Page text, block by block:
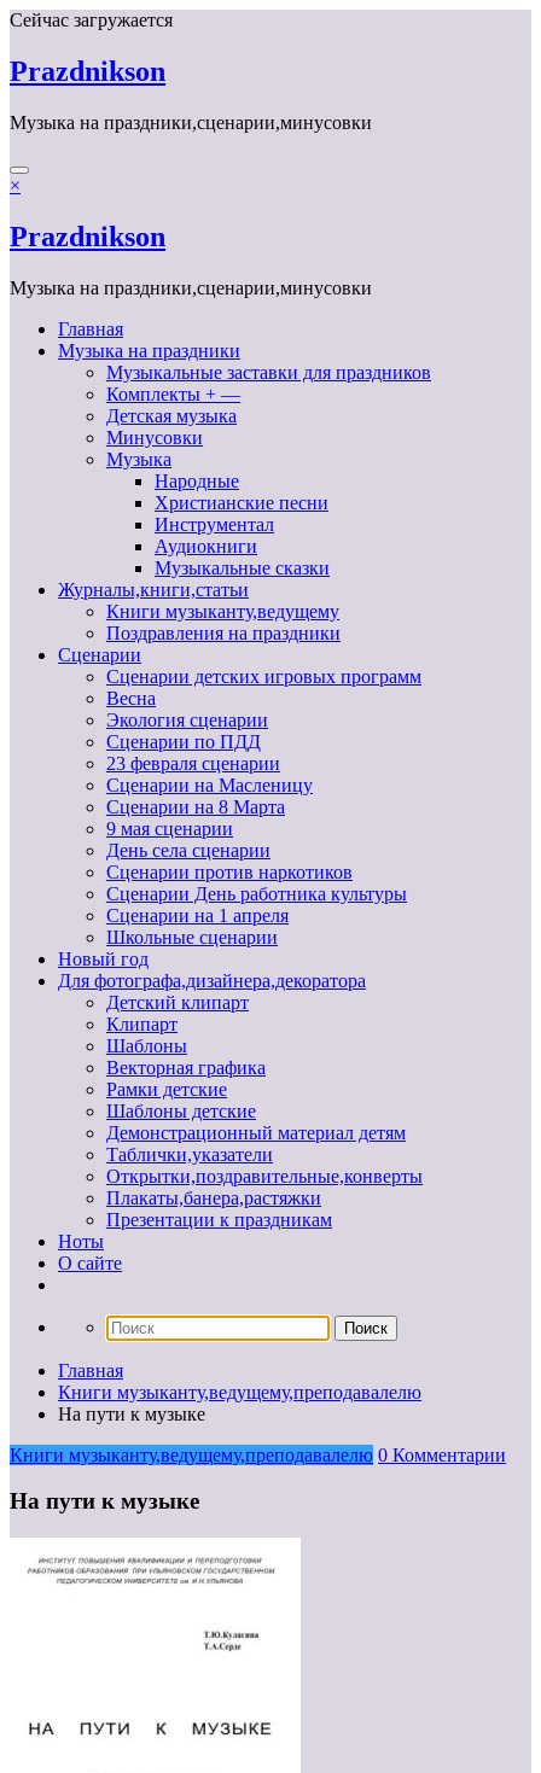
Перейти
содержимому
Сейчас загружается
Prazdnikson
Музыка на праздники,сценарии,минусовки
×
Prazdnikson
Музыка на праздники,сценарии,минусовки
Главная
Музыка на праздники
Музыкальные заставки для праздников
Комплекты + —
Детская музыка
Минусовки
Музыка
Народные
Христианские песни
Инструментал
Аудиокниги
Музыкальные сказки
Журналы,книги,статьи
Книги музыканту,ведущему
Поздравления на праздники
Сценарии
Сценарии детских игровых программ
Весна
Экология сценарии
Сценарии по ПДД
23 февраля сценарии
Сценарии на Масленицу
Сценарии на 8 Марта
9 мая сценарии
День села сценарии
Сценарии против наркотиков
Сценарии День работника культуры
Сценарии на 1 апреля
Школьные сценарии
Новый год
Для фотографа,дизайнера,декоратора
Детский клипарт
Клипарт
Шаблоны
Векторная графика
Рамки детские
Шаблоны детские
Демонстрационный материал детям
Таблички,указатели
Открытки,поздравительные,конверты
Плакаты,банера,растяжки
Презентации к праздникам
Ноты
О сайте
Главная
Книги музыканту,ведущему,преподавалелю
На пути к музыке
Книги музыканту,ведущему,преподавалелю 0 Комментарии
На пути к музыке